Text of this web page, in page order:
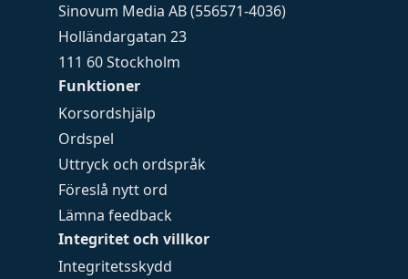
Funktioner
Korsordshjälp
Ordspel
Uttryck och ordspråk
Föreslå nytt ord
Lämna feedback
Integritet och villkor
Integritetsskydd
Sinovum Media AB (556571-4036)
Holländargatan 23
111 60 Stockholm